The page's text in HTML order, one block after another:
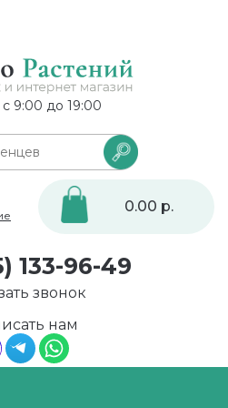
нам
9:00 до 19:00
0.00 р.
133-96-49
звонок